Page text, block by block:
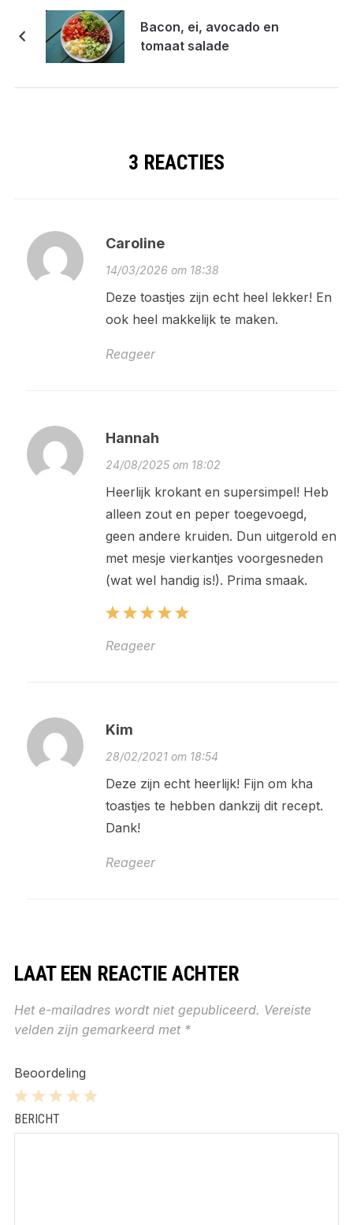
Bacon, ei, avocado en
tomaat salade
3 REACTIES
Caroline
14/03/2026 om 18:38
Deze toastjes zijn echt heel lekker! En
ook heel makkelijk te maken.
Reageer
Hannah
24/08/2025 om 18:02
Heerlijk krokant en supersimpel! Heb
alleen zout en peper toegevoegd,
geen andere kruiden. Dun uitgerold en
met mesje vierkantjes voorgesneden
(wat wel handig is!). Prima smaak.
Reageer
Kim
28/02/2021 om 18:54
Deze zijn echt heerlijk! Fijn om kha
toastjes te hebben dankzij dit recept.
Dank!
Reageer
LAAT EEN REACTIE ACHTER
Het e-mailadres wordt niet gepubliceerd. Vereiste
velden zijn gemarkeerd met *
Beoordeling
3
2
1
BERICHT